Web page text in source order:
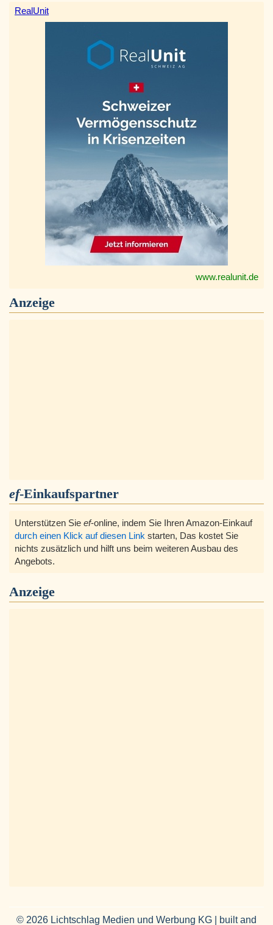
RealUnit
www.realunit.de
Anzeige
ef-Einkaufspartner
Unterstützen Sie ef-online, indem Sie Ihren Amazon-Einkauf
durch einen Klick auf diesen Link starten, Das kostet Sie
nichts zusätzlich und hilft uns beim weiteren Ausbau des
Angebots.
Anzeige
© 2026 Lichtschlag Medien und Werbung KG | built and